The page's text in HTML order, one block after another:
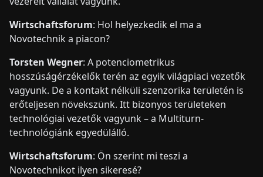
Wirtschaftsforum: Hol helyezkedik el ma a
Novotechnik a piacon?
Torsten Wegner: A potenciometrikus
hosszúságérzékelők terén az egyik világpiaci vezetők
vagyunk. De a kontakt nélküli szenzorika területén is
erőteljesen növekszünk. Itt bizonyos területeken
technológiai vezetők vagyunk – a Multiturn-
technológiánk egyedülálló.
Wirtschaftsforum: Ön szerint mi teszi a
Novotechnikot ilyen sikeresé?